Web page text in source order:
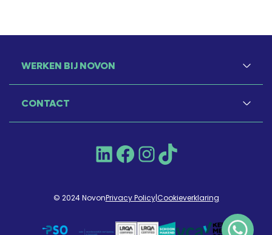
WERKEN BIJ NOVON
CONTACT
LinkedInFacebookInstagram
TikTok
© 2024 NovonPrivacy Policy|Cookieverklaring